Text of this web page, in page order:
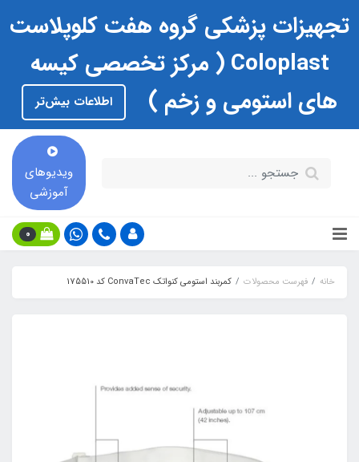
تجهیزات پزشکی گروه هفت کلوپلاست
Coloplast ( مرکز تخصصی کیسه
های استومی و زخم )
اطلاعات بیش‌تر
ویدیوهای
آموزشی
0
خانه فهرست محصولات کمربند استومی کنواتک ConvaTec کد 175510